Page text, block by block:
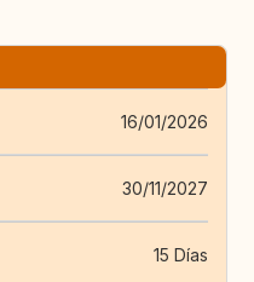
16/01/2026
30/11/2027
15 Días